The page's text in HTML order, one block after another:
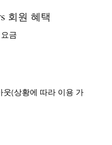
회원 혜택
금
웃(상황에 따라 이용 가